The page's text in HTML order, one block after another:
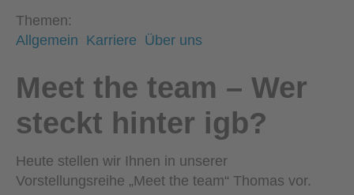
Themen:
Allgemein Karriere Über uns
Meet the team – Wer
steckt hinter igb?
Heute stellen wir Ihnen in unserer
Vorstellungsreihe „Meet the team“ Thomas vor.